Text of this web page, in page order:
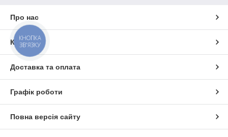
Про нас
Контакти
Доставка та оплата
Графік роботи
Повна версія сайту
КНОПКА
ЗВ'ЯЗКУ